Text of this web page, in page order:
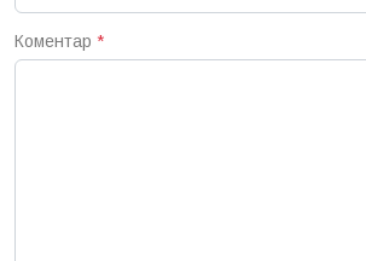
Коментар *